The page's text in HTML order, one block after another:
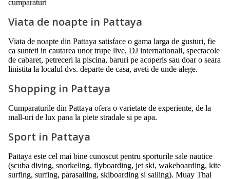
cumparaturi
Viata de noapte in Pattaya
Viata de noapte din Pattaya satisface o gama larga de gusturi, fie
ca sunteti in cautarea unor trupe live, DJ internationali, spectacole
de cabaret, petreceri la piscina, baruri pe acoperis sau doar o seara
linistita la localul dvs. departe de casa, aveti de unde alege.
Shopping in Pattaya
Cumparaturile din Pattaya ofera o varietate de experiente, de la
mall-uri de lux pana la piete stradale si pe apa.
Sport in Pattaya
Pattaya este cel mai bine cunoscut pentru sporturile sale nautice
(scuba diving, snorkeling, flyboarding, jet ski, wakeboarding, kite
surfing, surfing, parasailing, skiboarding si sailing). Muay Thai